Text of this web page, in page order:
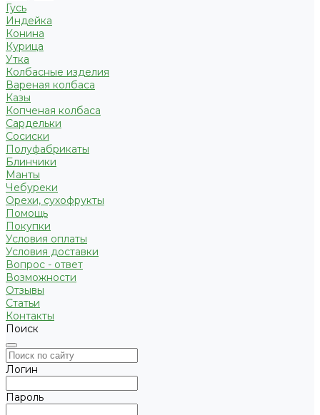
Гусь
Индейка
Конина
Курица
Утка
Колбасные изделия
Вареная колбаса
Казы
Копченая колбаса
Сардельки
Сосиски
Полуфабрикаты
Блинчики
Манты
Чебуреки
Орехи, сухофрукты
Помощь
Покупки
Условия оплаты
Условия доставки
Вопрос - ответ
Возможности
Отзывы
Статьи
Контакты
Поиск
Логин
Пароль